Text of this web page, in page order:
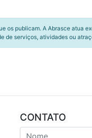
os publicam. A Abrasce atua
de serviços, atividades ou
CONTATO